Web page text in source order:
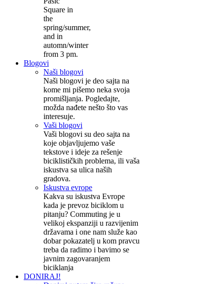
Square in
the
spring/summer,
and in
automn/winter
from 3 pm.
Blogovi
Naši blogovi
Naši blogovi je deo sajta na
kome mi pišemo neka svoja
promišljanja. Pogledajte,
možda nađete nešto što vas
interesuje.
Vaši blogovi
Vaši blogovi su deo sajta na
koje objavljujemo vaše
tekstove i ideje za rešenje
biciklističkih problema, ili vaša
iskustva sa ulica naših
gradova.
Iskustva evrope
Kakva su iskustva Evrope
kada je prevoz biciklom u
pitanju? Commuting je u
velikoj ekspanziji u razvijenim
državama i one nam služe kao
dobar pokazatelj u kom pravcu
treba da radimo i bavimo se
javnim zagovaranjem
biciklanja
DONIRAJ!